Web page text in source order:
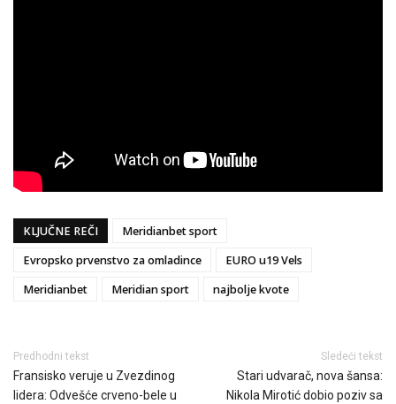
KLJUČNE REČI
Meridianbet sport
Evropsko prvenstvo za omladince
EURO u19 Vels
Meridianbet
Meridian sport najbolje kvote
Predhodni tekst
Fransisko veruje u Zvezdinog
lidera: Odvešće crveno-bele u
Sledeći tekst
Stari udvarač, nova šansa:
Nikola Mirotić dobio poziv sa